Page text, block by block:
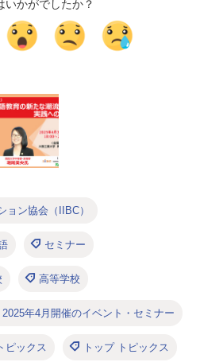
いかがでしたか？
ョン協会（IIBC）
セミナー
高等学校
2025年4月開催のイベント・セミナー
ピックス トップ トピックス